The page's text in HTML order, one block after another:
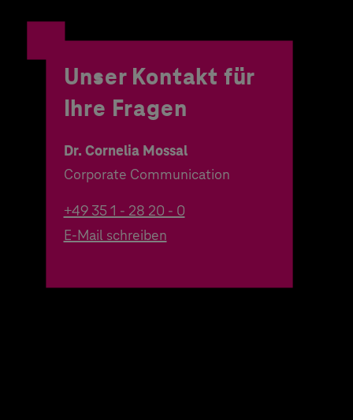
Unser Kontakt für
Ihre Fragen
Dr. Cornelia Mossal
Corporate Communication
+49 35 1 - 28 20 - 0
E-Mail schreiben